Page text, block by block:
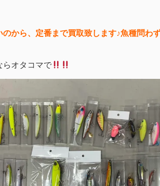
のから、定番まで買取致します♪魚種問わ
らオタコマで